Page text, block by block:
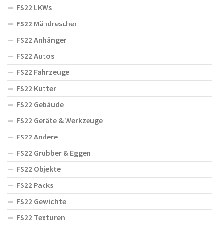
FS22 LKWs
FS22 Mähdrescher
FS22 Anhänger
FS22 Autos
FS22 Fahrzeuge
FS22 Kutter
FS22 Gebäude
FS22 Geräte & Werkzeuge
FS22 Andere
FS22 Grubber & Eggen
FS22 Objekte
FS22 Packs
FS22 Gewichte
FS22 Texturen